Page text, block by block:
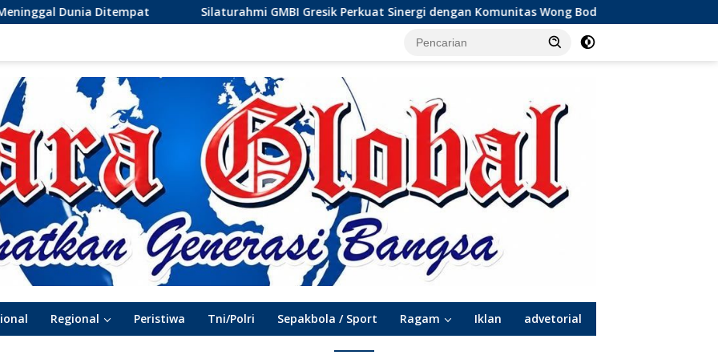
Silaturahmi GMBI Gresik Perkuat Sinergi dengan Komunitas Wong Bodho, Dilanjutkan Pengamanan Konser Reggae
Regional Peristiwa Tni/Polri Sepakbola / Sport Ragam Iklan advetorial